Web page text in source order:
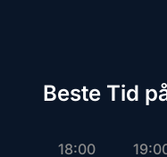
Beste Tid
18:00